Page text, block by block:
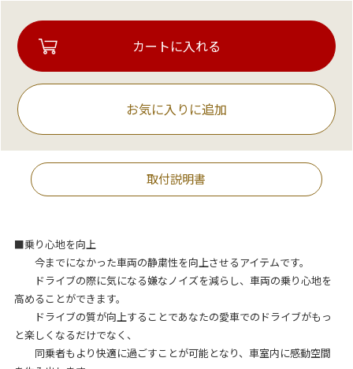
お気に入りに追加
取付説明書
■乗り心地を向上
今までになかった車両の静粛性を向上させるアイテムです。
ドライブの際に気になる嫌なノイズを減らし、車両の乗り心地を
高めることができます。
ドライブの質が向上することであなたの愛車でのドライブがもっ
と楽しくなるだけでなく、
同乗者もより快適に過ごすことが可能となり、車室内に感動空間